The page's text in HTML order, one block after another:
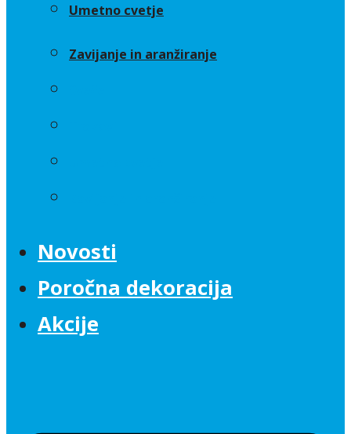
Umetno cvetje
Zavijanje in aranžiranje
Novosti
Poročna dekoracija
Akcije